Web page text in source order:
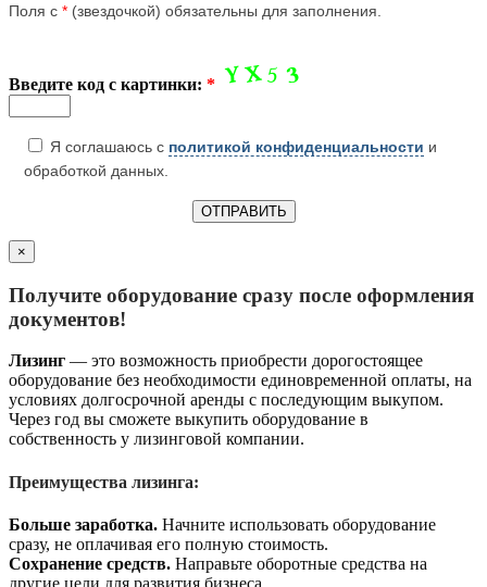
Поля с * (звездочкой) обязательны для заполнения.
Введите код с картинки: *
Я соглашаюсь с политикой конфиденциальности и
обработкой данных.
×
Получите оборудование сразу после оформления
документов!
Лизинг — это возможность приобрести дорогостоящее
оборудование без необходимости единовременной оплаты, на
условиях долгосрочной аренды с последующим выкупом.
Через год вы сможете выкупить оборудование в
собственность у лизинговой компании.
Преимущества лизинга:
Больше заработка. Начните использовать оборудование
сразу, не оплачивая его полную стоимость.
Сохранение средств. Направьте оборотные средства на
другие цели для развития бизнеса.